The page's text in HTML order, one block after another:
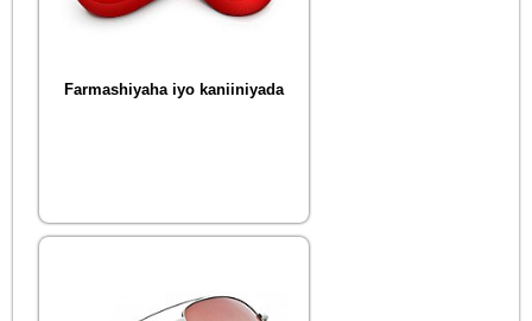
Farmashiyaha iyo kaniiniyada